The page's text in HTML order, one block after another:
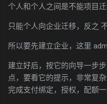
个人和个人之间是不能项目迁
只能个人向企业迁移，反之
所以要先建立企业，这里
建立好后，按它的向导一步
点，要看它的提示，非常复
完成支付绑定，授权，配额一